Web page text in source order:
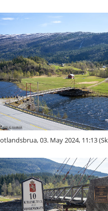
03. May 2024, 11:13